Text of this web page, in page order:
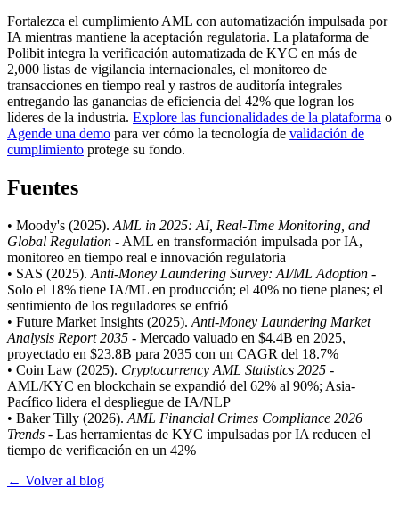
Fortalezca el cumplimiento AML con automatización impulsada por
IA mientras mantiene la aceptación regulatoria. La plataforma de
Polibit integra la verificación automatizada de KYC en más de
2,000 listas de vigilancia internacionales, el monitoreo de
transacciones en tiempo real y rastros de auditoría integrales—
entregando las ganancias de eficiencia del 42% que logran los
líderes de la industria. Explore las funcionalidades de la plataforma o
Agende una demo para ver cómo la tecnología de validación de
cumplimiento protege su fondo.
Fuentes
• Moody's (2025). AML in 2025: AI, Real-Time Monitoring, and
Global Regulation - AML en transformación impulsada por IA,
monitoreo en tiempo real e innovación regulatoria
• SAS (2025). Anti-Money Laundering Survey: AI/ML Adoption -
Solo el 18% tiene IA/ML en producción; el 40% no tiene planes; el
sentimiento de los reguladores se enfrió
• Future Market Insights (2025). Anti-Money Laundering Market
Analysis Report 2035 - Mercado valuado en $4.4B en 2025,
proyectado en $23.8B para 2035 con un CAGR del 18.7%
• Coin Law (2025). Cryptocurrency AML Statistics 2025 -
AML/KYC en blockchain se expandió del 62% al 90%; Asia-
Pacífico lidera el despliegue de IA/NLP
• Baker Tilly (2026). AML Financial Crimes Compliance 2026
Trends - Las herramientas de KYC impulsadas por IA reducen el
tiempo de verificación en un 42%
← Volver al blog